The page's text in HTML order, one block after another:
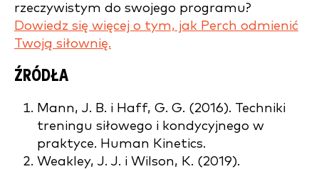
rzeczywistym do swojego programu?
Dowiedz się więcej o tym, jak Perch odmienić
Twoją siłownię.
ŹRÓDŁA
Mann, J. B. i Haff, G. G. (2016). Techniki
treningu siłowego i kondycyjnego w
praktyce. Human Kinetics.
Weakley, J. J. i Wilson, K. (2019).